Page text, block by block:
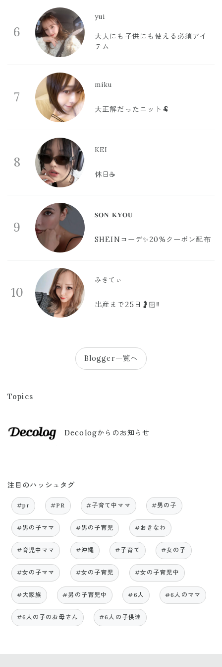
6
yui
大人にも子供にも使える必須アイ
テム
7
miku
大正解だったニット🐏
8
KEI
休日☕️
9
𝐒𝐎𝐍 𝐊𝐘𝐎𝐔
SHEINコーデ✨20%クーポン配布
10
みきてぃ
出産まで25日🤰🏻‼️
Blogger一覧へ
Topics
Decologからのお知らせ
注目のハッシュタグ
#pr #PR #子育て中ママ #男の子
#男の子ママ #男の子育児 #おきなわ
#育児中ママ #沖縄 #子育て #女の子
#女の子ママ #女の子育児 #女の子育児中
#大家族 #男の子育児中 #6人 #6人のママ
#6人の子のお母さん #6人の子供達